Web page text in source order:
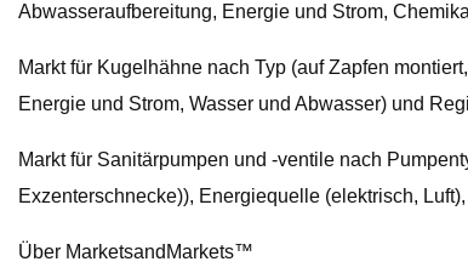
Abwasseraufbereitung, Energie und Strom,
Markt für Kugelhähne nach Typ (auf Zapfen
Energie und Strom, Wasser und Abwasser) und
Markt für Sanitärpumpen und -ventile nach
Exzenterschnecke)), Energiequelle (elektrisch,
Über MarketsandMarkets™